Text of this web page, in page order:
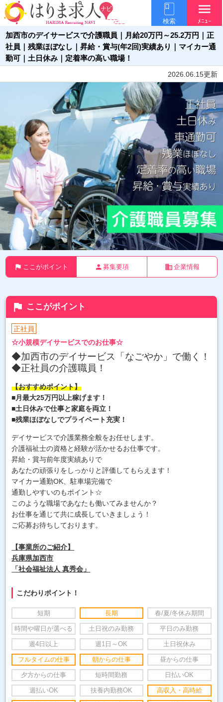
検索
menu
ﾒﾆｭｰ
加西市のデイサービスで介護職員｜月給20万円～25.2万円｜正
社員｜残業ほぼなし｜昇給・賞与(年2回)実績あり｜マイカー通
勤可｜土日休み｜定着率の高い職場！
2026.06.15更新
flag ここがポイント person 募集要項 business 企業情報
flag ここがポイント
正社員
☆小規模デイサービスでのお仕事☆
◆加西市のデイサービス「なごやか」 で働く！
◆正社員の介護職員！
【おすすめポイント】
■月最大25万円以上稼げます！
■土日休みで仕事と家庭を両立 ！
■残業ほぼなしでプライベート充実！
デイサービスで介護業務全般をお任せします。
介護福祉士の資格と経験が活かせるお仕事です。
昇給・賞与前年度実績ありで
あなたの頑張りをしっかりと評価してもらえます！
マイカー通勤OK、駐車場完備で
通勤しやすいのもポイント☆
このような職場であなたも働いてみませんか？
お仕事を通じて共に成長していきましょう！
ご応募お待ちしております。
【事業所のご紹介】
兵庫県加西市
「社会福祉法人 真秀会 」
こだわりポイント！
短期 長期 春/夏/冬休み期間
時間や曜日が選べる 土日祝のみ勤務 平日のみ勤務
週4日以上 週1日～OK 土日祝休み
フルタイムの仕事 朝からの仕事 昼からの仕事
夕方からの仕事 短時間勤務 日払いOK
週払いOK 扶養内勤務OK 高収入・高時給